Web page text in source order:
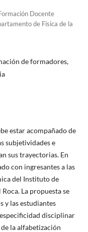
Docente
de Física de la
de formadores,
estar acompañado de
subjetividades e
sus trayectorias. En
con ingresantes a las
del Instituto de
La propuesta se
y las estudiantes
disciplinar
la alfabetización